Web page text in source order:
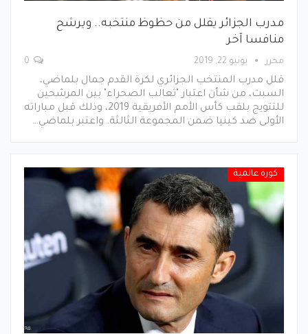
مدرب الجزائر يقلل من حظوظ منتخبه.. ويرشح
منافسا آخر
محرر يونيو 22, 2019
قلل مدرب المنتخب الجزائري لكرة القدم جمال بلماضي،
السبت، من شأن اعتبار "ثعالب الصحراء" بين المرشحين
للتتويج بلقب كأس الأمم الأفريقية 2019، وذلك قبل مباراته
الأولى ضد كينيا ضمن المجموعة الثالثة. واعتبر بلماضي…
كورة عالمية